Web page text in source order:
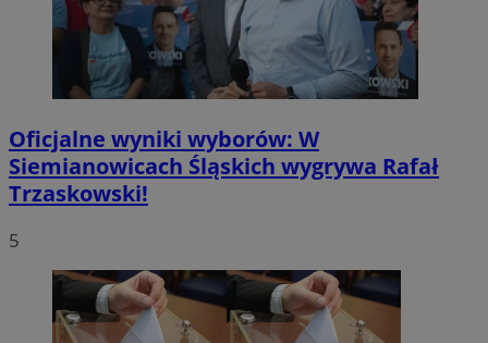
Oficjalne wyniki wyborów: W
Siemianowicach Śląskich wygrywa Rafał
Trzaskowski!
5